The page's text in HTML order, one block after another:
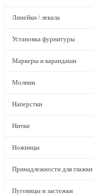
Линейки / лекала
Установка фурнитуры
Маркеры и карандаши
Молнии
Наперстки
Нитки
Ножницы
Принадлежности для глажки
Пуговицы и застежки